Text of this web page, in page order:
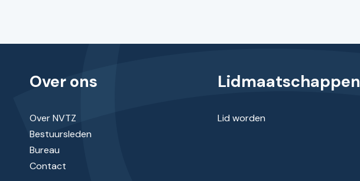
Over ons
Over NVTZ
Bestuursleden
Bureau
Contact
Lidmaatschappen
Lid worden